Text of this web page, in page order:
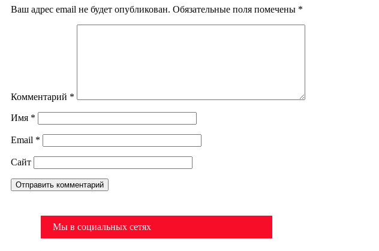
Ваш адрес email не будет опубликован. Обязательные поля помечены *
Комментарий *
Имя *
Email *
Сайт
Мы в социальных сетях